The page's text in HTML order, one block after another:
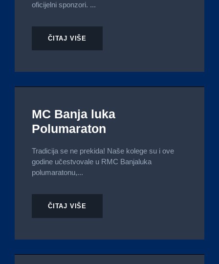
oficijelni sponzori. ...
ČITAJ VIŠE
MC Banja luka
Polumaraton
Tradicija se ne prekida! Naše kolege su i ove
godine učestvovale u RMC Banjaluka
polumaratonu,...
ČITAJ VIŠE